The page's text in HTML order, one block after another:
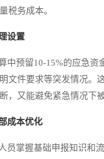
税务成本。
设置
预留10-15%的应急资
文件要求等突发情况。
，又能避免紧急情况下
成本优化
掌握基础申报知识和流